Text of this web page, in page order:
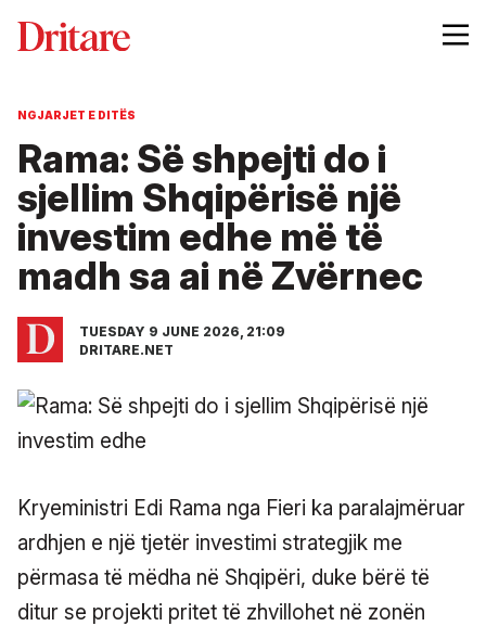
NGJARJET E DITËS
Rama: Së shpejti do i
sjellim Shqipërisë një
investim edhe më të
madh sa ai në Zvërnec
TUESDAY 9 JUNE 2026, 21:09
DRITARE.NET
Kryeministri Edi Rama nga Fieri ka paralajmëruar
ardhjen e një tjetër investimi strategjik me
përmasa të mëdha në Shqipëri, duke bërë të
ditur se projekti pritet të zhvillohet në zonën